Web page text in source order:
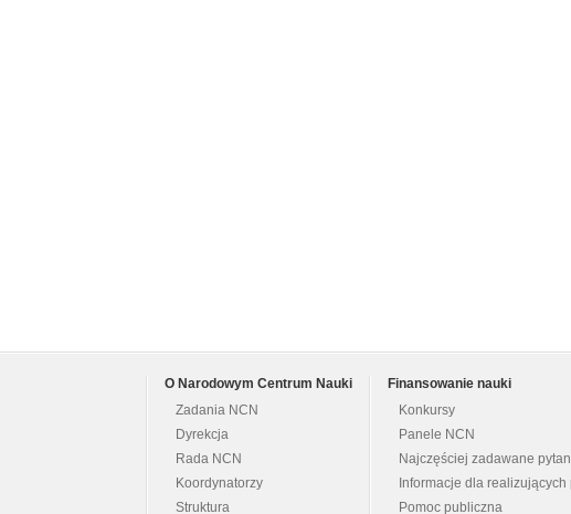
O Narodowym Centrum Nauki
Zadania NCN
Dyrekcja
Rada NCN
Koordynatorzy
Struktura
Finansowanie nauki
Konkursy
Panele NCN
Najczęściej zadawane
Informacje dla realizujących
Pomoc publiczna